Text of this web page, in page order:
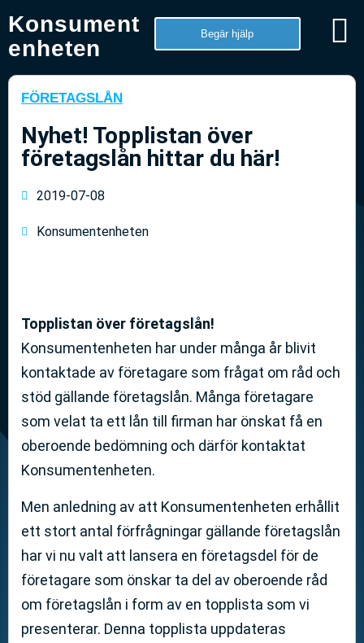
Konsument
enheten
Begär hjälp
FÖRETAGSLÅN
Nyhet! Topplistan över
företagslån hittar du här!
2019-07-08
Konsumentenheten
Topplistan över företagslån!
Konsumentenheten har under många år blivit
kontaktade av företagare som frågat om råd och
stöd gällande företagslån. Många företagare
som velat ta ett lån till firman har önskat få en
oberoende bedömning och därför kontaktat
Konsumentenheten.
Men anledning av att Konsumentenheten erhållit
ett stort antal förfrågningar gällande företagslån
har vi nu valt att lansera en företagsdel för de
företagare som önskar ta del av oberoende råd
om företagslån i form av en topplista som vi
presenterar. Denna topplista uppdateras